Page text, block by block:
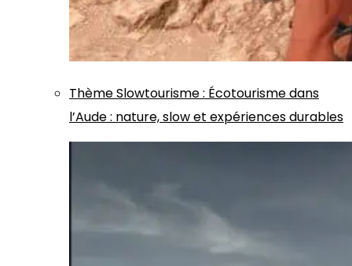
ThèmeSlowtourisme: Écotourisme dans
l’Aude : nature, slow et expériences durables